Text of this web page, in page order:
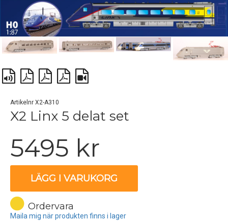
Artikelnr X2-A310
X2 Linx 5 delat set
5495 kr
LÄGG I VARUKORG
Ordervara
Maila mig när produkten finns i lager